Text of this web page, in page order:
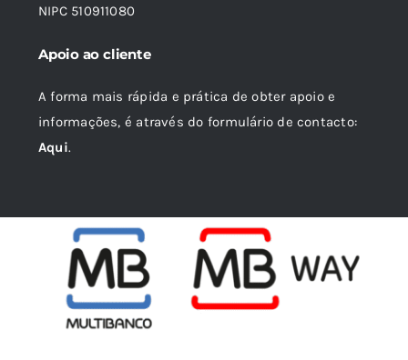
NIPC 510911080
Apoio ao cliente
A forma mais rápida e prática de obter apoio e
informações, é através do formulário de contacto:
Aqui.